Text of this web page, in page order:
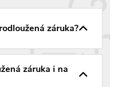
záruka?
záruka i na